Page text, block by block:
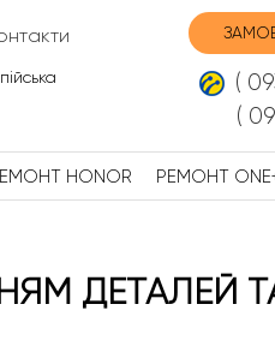
(
(
HONOR РЕМОНТ
ДЕТАЛЕЙ